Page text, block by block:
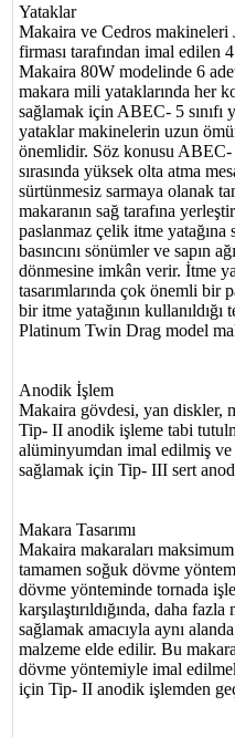
Yataklar
Makaira ve Cedros makineleri
firması tarafından imal edilen
Makaira 80W modelinde 6
makara mili yataklarında her
sağlamak için ABEC- 5 sınıfı
yataklar makinelerin uzun
önemlidir. Söz konusu ABEC-
sırasında yüksek olta atma
sürtünmesiz sarmaya olanak
makaranın sağ tarafına
paslanmaz çelik itme
basıncını sönümler ve sapın
dönmesine imkân verir. İtme
tasarımlarında çok önemli bir
bir itme yatağının
Platinum Twin Drag model
Anodik İşlem
Makaira gövdesi, yan diskler,
Tip- II anodik işleme tabi
alüminyumdan imal edilmiş
sağlamak için Tip- III sert
Makara Tasarımı
Makaira makaraları
tamamen soğuk dövme
dövme yönteminde tornada
karşılaştırıldığında, daha
sağlamak amacıyla aynı
malzeme elde edilir. Bu
dövme yöntemiyle imal
için Tip- II anodik işlemden